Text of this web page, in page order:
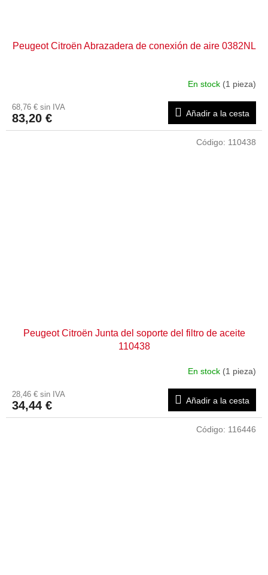
Peugeot Citroën Abrazadera de conexión de aire 0382NL
En stock (1 pieza)
68,76 € sin IVA
83,20 € Añadir a la cesta
Peugeot Citroën Junta del soporte del filtro de aceite
110438
En stock (1 pieza)
28,46 € sin IVA
34,44 € Añadir a la cesta
Código: 110438
Código: 116446